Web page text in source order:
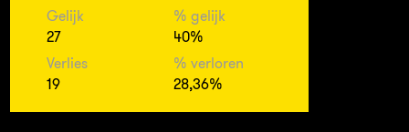
Gelijk
27
% gelijk
40%
Verlies
19
% verloren
28,36%